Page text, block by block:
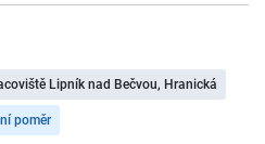
Lipník nad Bečvou, Hranická
poměr